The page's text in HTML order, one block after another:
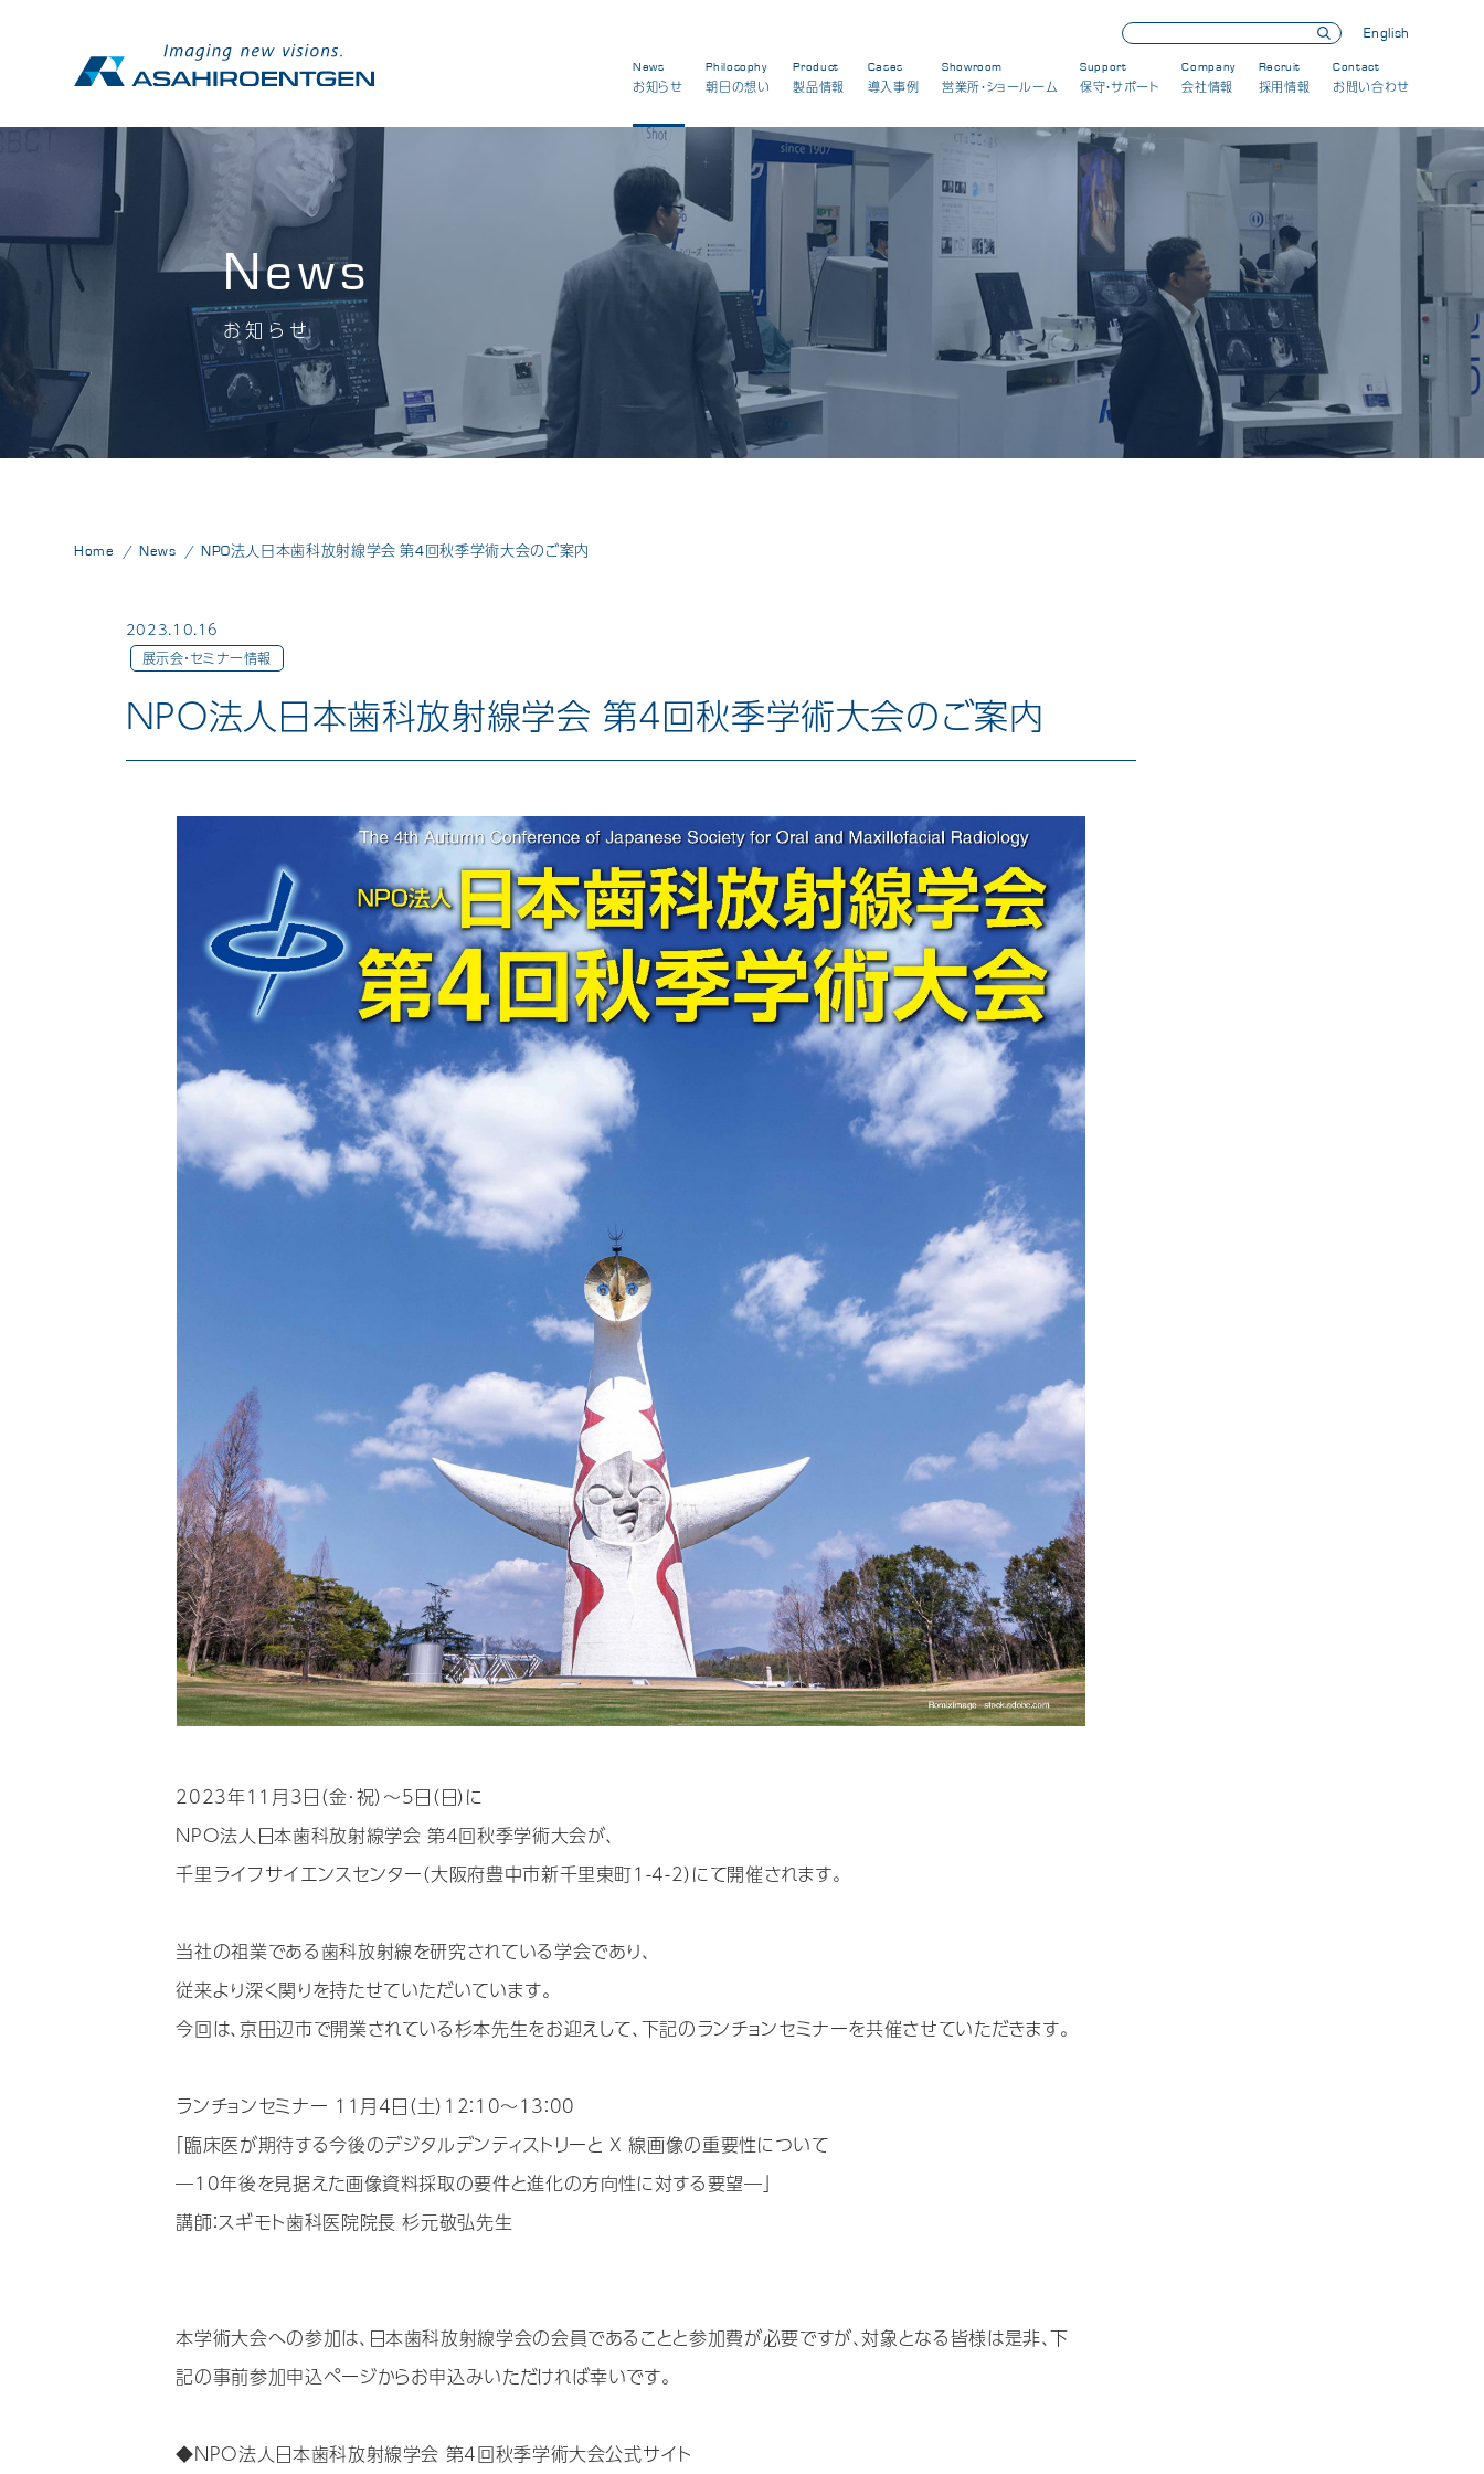
English
News
お知らせ
Philosophy
朝日の想い
Product
製品情報
Cases
導入事例
Showroom
営業所・ショールーム
Support
保守・サポート
Company
会社情報
Recruit
採用情報
Contact
お問い合わせ
News
お知らせ
Home News NPO法人日本歯科放射線学会 第4回秋季学術大会のご案内
2023.10.16
展示会・セミナー情報
NPO法人日本歯科放射線学会 第4回秋季学術大会のご案内
2023年11月3日（金･祝）～5日（日）に
NPO法人日本歯科放射線学会 第4回秋季学術大会が、
千里ライフサイエンスセンター（大阪府豊中市新千里東町1-4-2）にて開催されます。
当社の祖業である歯科放射線を研究されている学会であり、
従来より深く関りを持たせていただいています。
今回は、京田辺市で開業されている杉本先生をお迎えして、下記のランチョンセミナーを共催させていただきます。
ランチョンセミナー 11月4日（土）12：10～13：00
「臨床医が期待する今後のデジタルデンティストリーと X 線画像の重要性について
―10年後を見据えた画像資料採取の要件と進化の方向性に対する要望―」
講師：スギモト歯科医院院長 杉元敬弘先生
本学術大会への参加は、日本歯科放射線学会の会員であることと参加費が必要ですが、対象となる皆様は是非、下
記の事前参加申込ページからお申込みいただければ幸いです。
◆NPO法人日本歯科放射線学会 第4回秋季学術大会公式サイト
展示会・セミナー情報
製品情報
新製品
保守・メンテナンス
会社情報